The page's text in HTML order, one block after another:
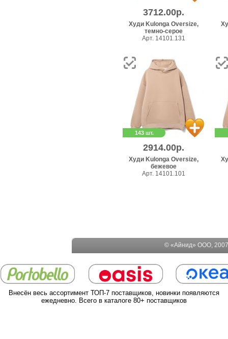
3712.00р.
Худи Kulonga Oversize,
темно-серое
Арт. 14101.131
143 шт.
2914.00р.
Худи Kulonga Oversize,
бежевое
Арт. 14101.101
© «Айнид» ООО,
Внесён весь ассортимент ТОП-7 поставщиков, новинки появляются
ежедневно. Всего в каталоге 80+ поставщиков